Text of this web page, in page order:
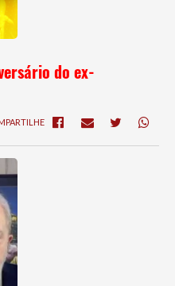
do ex-